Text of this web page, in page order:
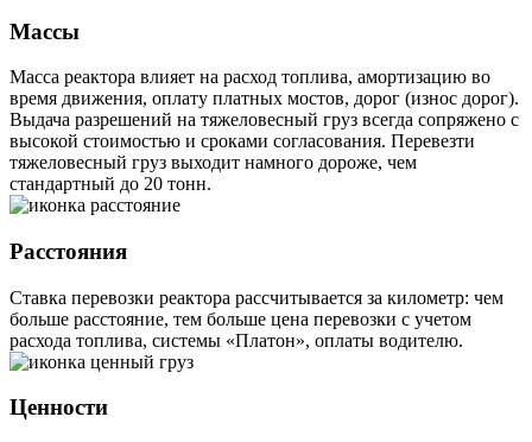
Массы
Масса реактора влияет на расход топлива, амортизацию во
время движения, оплату платных мостов, дорог (износ дорог).
Выдача разрешений на тяжеловесный груз всегда сопряжено с
высокой стоимостью и сроками согласования. Перевезти
тяжеловесный груз выходит намного дороже, чем
стандартный до 20 тонн.
Расстояния
Ставка перевозки реактора рассчитывается за километр: чем
больше расстояние, тем больше цена перевозки с учетом
расхода топлива, системы «Платон», оплаты водителю.
Ценности